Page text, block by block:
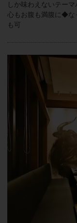
しか味わえないテー
心もお腹も満腹に◆な
も可